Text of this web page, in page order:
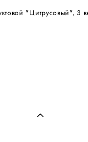
"Цитрусовый", 3